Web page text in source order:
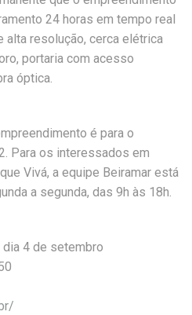
24 horas em tempo real
alta resolução, cerca elétrica
portaria com acesso
óptica.
é para o
Para os interessados em
Vivá, a equipe Beiramar está
a segunda, das 9h às 18h.
dia 4 de setembro